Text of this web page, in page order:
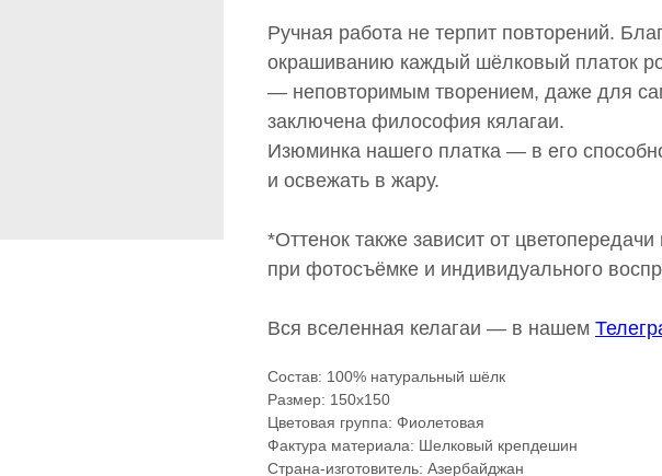
Ручная работа не терпит повторений.
окрашиванию каждый шёлковый платок
— неповторимым творением, даже для
заключена философия кялагаи.
Изюминка нашего платка — в его
и освежать в жару.
*Оттенок также зависит от
при фотосъёмке и индивидуального
Вся вселенная келагаи — в нашем
Состав: 100% натуральный шёлк
Размер: 150x150
Цветовая группа: Фиолетовая
Фактура материала: Шелковый крепдешин
Страна-изготовитель: Азербайджан